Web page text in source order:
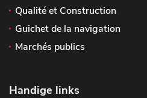
Qualité et Construction
Guichet de la navigation
Marchés publics
Handige links